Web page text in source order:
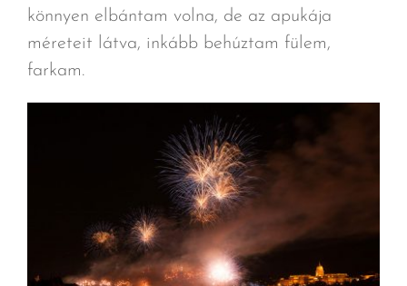
könnyen elbántam volna, de az apukája
méreteit látva, inkább behúztam fülem,
farkam.